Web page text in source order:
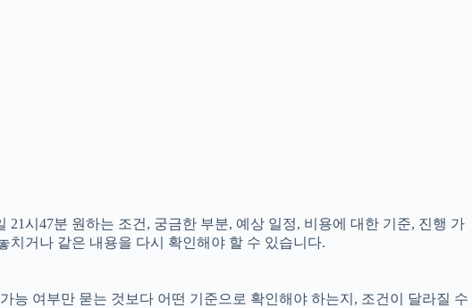
시47분 원하는 조건, 궁금한 부분, 예상 일정, 비용에 대한 기준, 진행 가
치거나 같은 내용을 다시 확인해야 할 수 있습니다.
능 여부만 묻는 것보다 어떤 기준으로 확인해야 하는지, 조건이 달라질 수